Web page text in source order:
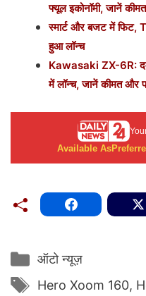
फ्यूल इकोनॉमी, जानें कीमत
स्मार्ट और बजट में फिट,
हुआ लॉन्च
Kawasaki ZX-6R:
में लॉन्च, जानें कीमत और
Available As
Categories
ऑटो न्यूज़
Tags
Hero Xoom 160,